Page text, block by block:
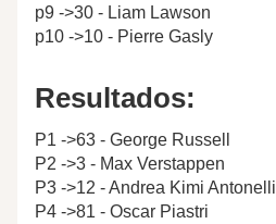
p9 ->30 - Liam Lawson
p10 ->10 - Pierre Gasly
Resultados:
P1 ->63 - George Russell
P2 ->3 - Max Verstappen
P3 ->12 - Andrea Kimi Antonelli
P4 ->81 - Oscar Piastri